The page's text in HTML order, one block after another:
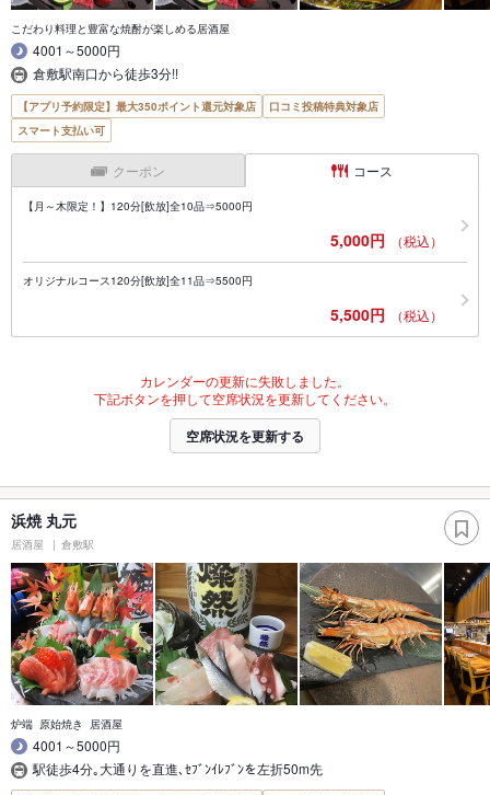
こだわり料理と豊富な焼酎が楽しめる居酒屋
4001～5000円
倉敷駅南口から徒歩3分!!
【アプリ予約限定】最大350ポイント還元対象店
口コミ投稿特典対象店
スマート支払い可
クーポン コース
【月～木限定！】120分[飲放]全10品⇒5000円
5,000円 （税込）
オリジナルコース120分[飲放]全11品⇒5500円
5,500円 （税込）
カレンダーの更新に失敗しました。
下記ボタンを押して空席状況を更新してください。
空席状況を更新する
浜焼 丸元
居酒屋 倉敷駅
炉端 原始焼き 居酒屋
4001～5000円
駅徒歩4分｡大通りを直進､ｾﾌﾞﾝｲﾚﾌﾞﾝを左折50m先